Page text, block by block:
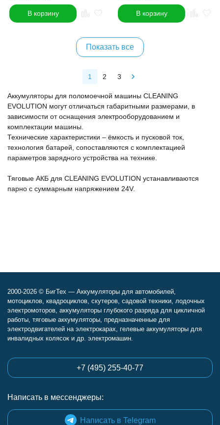
В корзину В корзину
Показать все
1 2 3
Аккумуляторы для поломоечной машины CLEANING
EVOLUTION могут отличаться габаритными размерами, в
зависимости от оснащения электрооборудованием и
комплектации машины.
Технические характеристики – ёмкость и пусковой ток,
технология батарей, сопоставляются с комплектацией
параметров зарядного устройства на технике.
Тяговые АКБ для CLEANING EVOLUTION устанавливаются
парно с суммарным напряжением 24V.
2000-2026 © БигТех — Аккумуляторы для автомобилей,
мотоциклов, квадроциклов, скутеров, садовой техники, лодочных
электромоторов, аккумуляторы глубокого разряда для цикличной
работы, тяговые аккумуляторы, предназначенные для
электродвигателей на электрокарах, гелевые аккумуляторы для
инвалидных колясок и др. электромашин.
+7 (495) 255-40-77
Написать в мессенджеры:
Написать в Telegram